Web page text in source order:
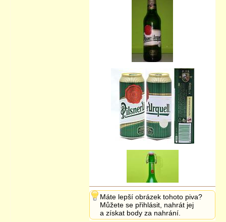
Máte lepší obrázek tohoto piva?
Můžete se přihlásit, nahrát jej
a získat body za nahrání.